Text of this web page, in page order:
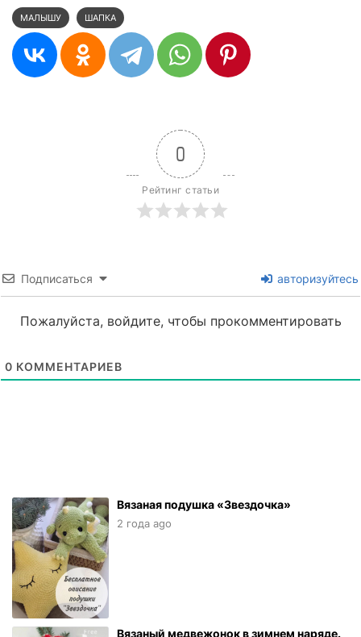
МАЛЫШУ ШАПКА
0
Рейтинг статьи
Подписаться авторизуйтесь
Пожалуйста, войдите, чтобы прокомментировать
0 КОММЕНТАРИЕВ
Вязаная подушка «Звездочка»
2 года ago
Вязаный медвежонок в зимнем наряде.